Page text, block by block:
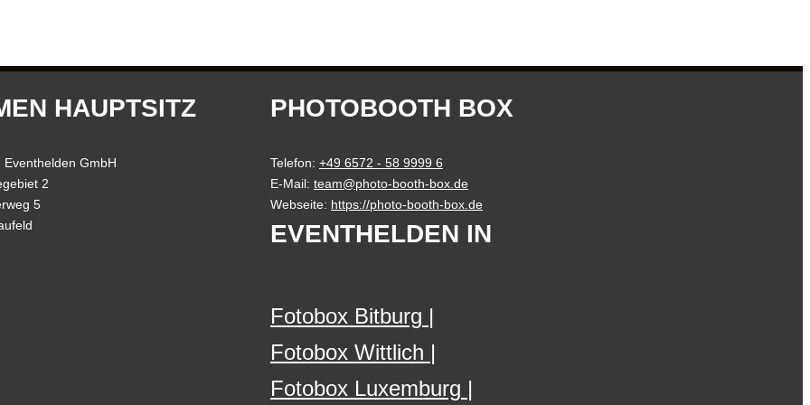
HAUPTSITZ
Eventhelden GmbH
2
5
PHOTOBOOTH BOX
Telefon: +49 6572 - 58 9999 6
E-Mail: team@photo-booth-box.de
Webseite: https://photo-booth-box.de
EVENTHELDEN IN
Fotobox Bitburg
Fotobox Wittlich
Fotobox Luxemburg